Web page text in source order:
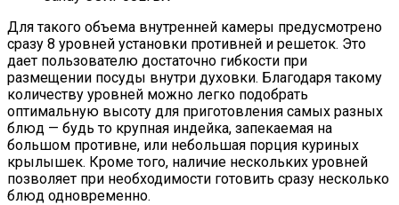
Для такого объема внутренней камеры предусмотрено
сразу 8 уровней установки противней и решеток. Это
дает пользователю достаточно гибкости при
размещении посуды внутри духовки. Благодаря такому
количеству уровней можно легко подобрать
оптимальную высоту для приготовления самых разных
блюд — будь то крупная индейка, запекаемая на
большом противне, или небольшая порция куриных
крылышек. Кроме того, наличие нескольких уровней
позволяет при необходимости готовить сразу несколько
блюд одновременно.